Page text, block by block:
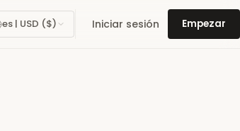
es | USD ($) Iniciar sesión Empezar